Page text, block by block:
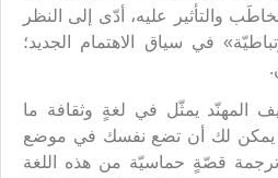
والتأثير عليه، أدّى إلى النظر
في سياق الاهتمام الجديد؛
المهنّد يمثّل في لغةٍ وثقافة ما
يمكن لك أن تضع نفسك في موضع
قصّةٍ حماسيّة من هذه اللغة